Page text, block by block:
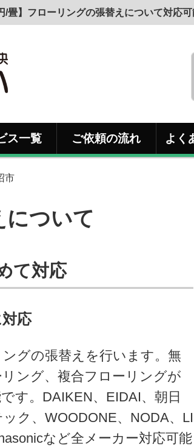
/畳】フローリングの張替えについて対応
ス一覧 ご依頼の流れ よく
市
について
て対応
応
グの張替えを行います。無
ング、複合フローリングが
す。DAIKEN、EIDAI、朝日
ク、WOODONE、NODA、LI
など全メーカー対応可能